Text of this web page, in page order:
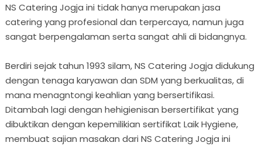
NS Catering Jogja ini tidak hanya merupakan jasa
catering yang profesional dan terpercaya, namun juga
sangat berpengalaman serta sangat ahli di bidangnya.
Berdiri sejak tahun 1993 silam, NS Catering Jogja didukung
dengan tenaga karyawan dan SDM yang berkualitas, di
mana menagntongi keahlian yang bersertifikasi.
Ditambah lagi dengan hehigienisan bersertifikat yang
dibuktikan dengan kepemilikian sertifikat Laik Hygiene,
membuat sajian masakan dari NS Catering Jogja ini